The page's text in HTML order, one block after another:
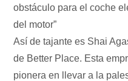
obstáculo para el coche
del motor”
Así de tajante es Shai
de Better Place. Esta
pionera en llevar a la